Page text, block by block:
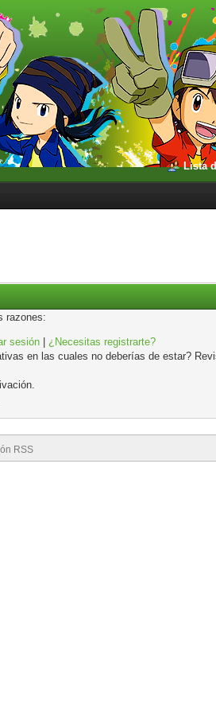
Lista
razones:
sesión |¿Necesitas registrarte?
en las cuales no deberías de estar?
RSS